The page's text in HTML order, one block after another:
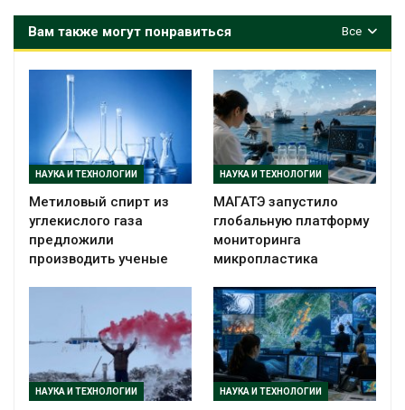
Все
Вам также могут понравиться
НАУКА И ТЕХНОЛОГИИ
Метиловый спирт из
углекислого газа
предложили
производить ученые
НАУКА И ТЕХНОЛОГИИ
МАГАТЭ запустило
глобальную платформу
мониторинга
микропластика
НАУКА И ТЕХНОЛОГИИ НАУКА И ТЕХНОЛОГИИ